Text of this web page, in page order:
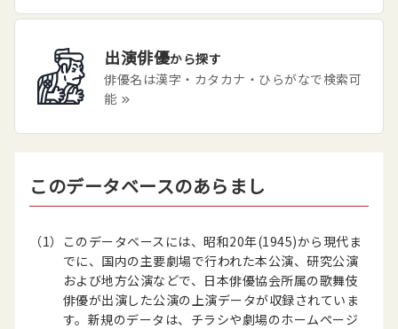
出演俳優から探す
俳優名は漢字・カタカナ・ひらがなで検索可
能
このデータベースのあらまし
（1）
このデータベースには、昭和20年(1945)から現代ま
でに、国内の主要劇場で行われた本公演、研究公演
および地方公演などで、日本俳優協会所属の歌舞伎
俳優が出演した公演の上演データが収録されていま
す。新規のデータは、チラシや劇場のホームページ